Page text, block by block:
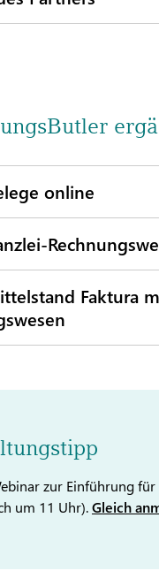
online
Faktura
zur Einführung
um 11 Uhr).Gleich